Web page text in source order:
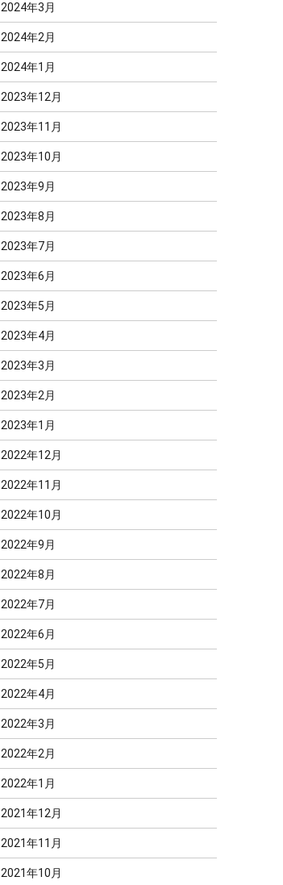
2024年3月
2024年2月
2024年1月
2023年12月
2023年11月
2023年10月
2023年9月
2023年8月
2023年7月
2023年6月
2023年5月
2023年4月
2023年3月
2023年2月
2023年1月
2022年12月
2022年11月
2022年10月
2022年9月
2022年8月
2022年7月
2022年6月
2022年5月
2022年4月
2022年3月
2022年2月
2022年1月
2021年12月
2021年11月
2021年10月